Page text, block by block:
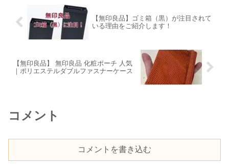
【無印良品】ゴミ箱（黒）が注目されて
いる理由をご紹介します！
【無印良品】 無印良品 化粧ポーチ 人気
｜ポリエステルダブルファスナーケース
コメント
コメントを書き込む